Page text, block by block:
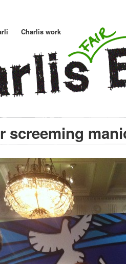
Charlis work
screeming